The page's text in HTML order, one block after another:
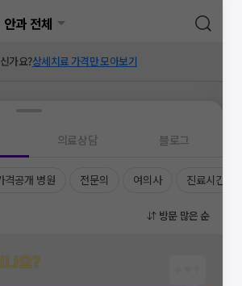
안과 전체
가요?상세치료 가격만 모아보기
의료상담 블로그
격공개 병원 전문의 여의사 진료시간
방문 많은 순
나요?